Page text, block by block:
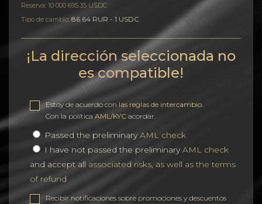
Reserva: 10 000 695.35 USDC
Tipo de cambio: 86.64 RUR - 1 USDC
¡La dirección seleccionada no
es compatible!
Estoy de acuerdo con las reglas de intercambio
Con la política AML/KYC acordar.
Passed the preliminaryAML check
I have not passed the preliminaryAML check
and accept allassociated risks, as well as the terms
of refund
Recibir notificaciones sobre promociones y descuentos